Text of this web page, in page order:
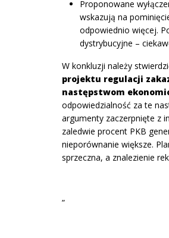
Proponowane
wskazują na
odpowiednio więcej.
dystrybucyjne –
W konkluzji należy
projektu regulacji
następstwom
odpowiedzialność za te
argumenty zaczerpnięte z
zaledwie procent PKB
nieporównanie większe.
sprzeczna, a znalezienie
”